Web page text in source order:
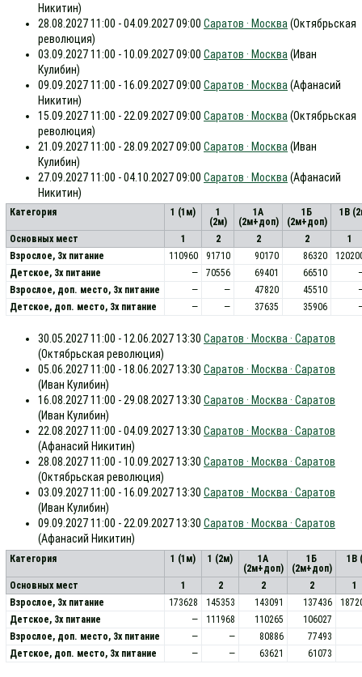
Никитин)
28.08.2027 11:00 - 04.09.2027 09:00 Саратов · Москва (Октябрьская
революция)
03.09.2027 11:00 - 10.09.2027 09:00 Саратов · Москва (Иван
Кулибин)
09.09.2027 11:00 - 16.09.2027 09:00 Саратов · Москва (Афанасий
Никитин)
15.09.2027 11:00 - 22.09.2027 09:00 Саратов · Москва (Октябрьская
революция)
21.09.2027 11:00 - 28.09.2027 09:00 Саратов · Москва (Иван
Кулибин)
27.09.2027 11:00 - 04.10.2027 09:00 Саратов · Москва (Афанасий
Никитин)
Категория 1 (1м)
1
(2м)
1А
(2м+доп)
1Б
(2м+доп)
1В
Основных мест 1 2 2 2
1
Взрослое, 3х питание
110960 91710 90170 86320
Детское, 3х питание
— 70556 69401 66510
Взрослое, доп. место, 3x питание
— — 47820 45510
Детское, доп. место, 3x питание
— — 37635 35906
30.05.2027 11:00 - 12.06.2027 13:30 Саратов · Москва · Саратов
(Октябрьская революция)
05.06.2027 11:00 - 18.06.2027 13:30 Саратов · Москва · Саратов
(Иван Кулибин)
16.08.2027 11:00 - 29.08.2027 13:30 Саратов · Москва · Саратов
(Иван Кулибин)
22.08.2027 11:00 - 04.09.2027 13:30 Саратов · Москва · Саратов
(Афанасий Никитин)
28.08.2027 11:00 - 10.09.2027 13:30 Саратов · Москва · Саратов
(Октябрьская революция)
03.09.2027 11:00 - 16.09.2027 13:30 Саратов · Москва · Саратов
(Иван Кулибин)
09.09.2027 11:00 - 22.09.2027 13:30 Саратов · Москва · Саратов
(Афанасий Никитин)
Категория 1 (1м) 1 (2м)
1А
(2м+доп)
1Б
(2м+доп)
1В
Основных мест 1 2 2 2
1
Взрослое, 3х питание
173628 145353 143091 137436
Детское, 3х питание
— 111968 110265
106027
Взрослое, доп. место, 3x питание
— — 80886
77493
Детское, доп. место, 3x питание
— — 63621 61073